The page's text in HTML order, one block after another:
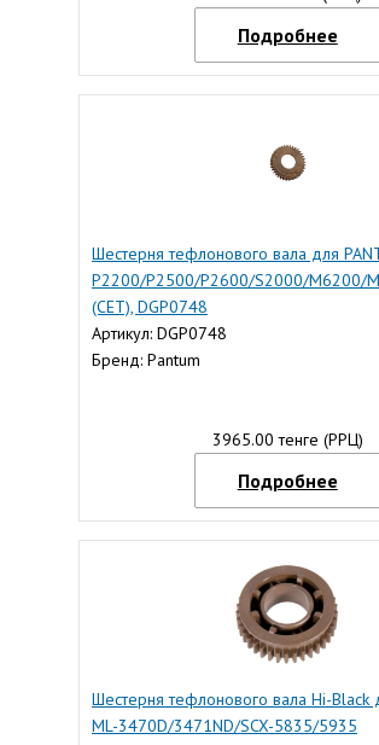
Подробнее
Шестерня тефлонового вала для
P2200/P2500/P2600/S2000/M6200/
(СЕТ), DGP0748
Артикул: DGP0748
Бренд: Pantum
3965.00 тенге (РРЦ)
Подробнее
Шестерня тефлонового вала Hi-Black
ML-3470D/3471ND/SCX-5835/5935